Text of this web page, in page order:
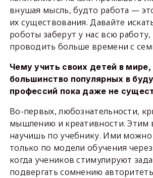
внушая мысль, будто работа —
их существования. Давайте
роботы заберут у нас всю
проводить больше времени с
Чему учить своих детей в мире,
большинство популярных в
профессий пока даже не
Во-первых, любознательности,
мышлению и креативности. Этим
научишь по учебнику. Ими можно
только по модели обучения
когда учеников стимулируют
подвергать сомнению